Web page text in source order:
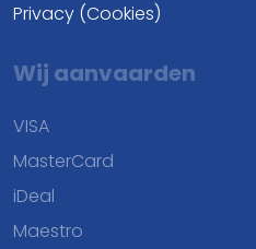
Privacy (Cookies)
Wij aanvaarden
VISA
MasterCard
iDeal
Maestro